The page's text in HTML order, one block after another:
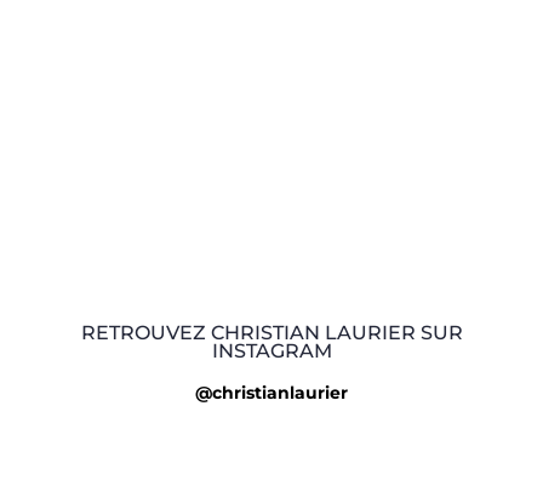
RETROUVEZ CHRISTIAN LAURIER SUR
INSTAGRAM
@christianlaurier